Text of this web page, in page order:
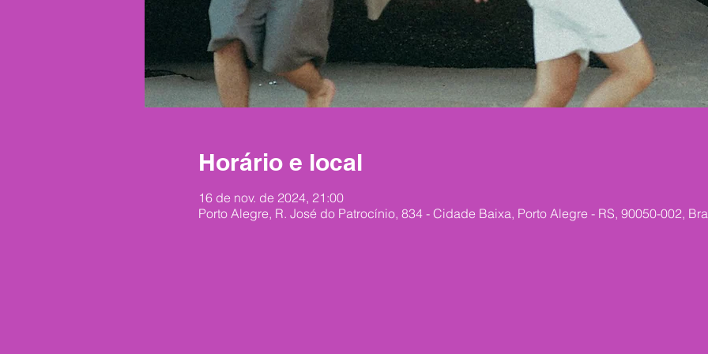
Horário e local
16 de nov. de 2024, 21:00
Porto Alegre, R. José do Patrocínio, 834 - Cidade Baixa, Porto Alegre - RS, 90050-002,